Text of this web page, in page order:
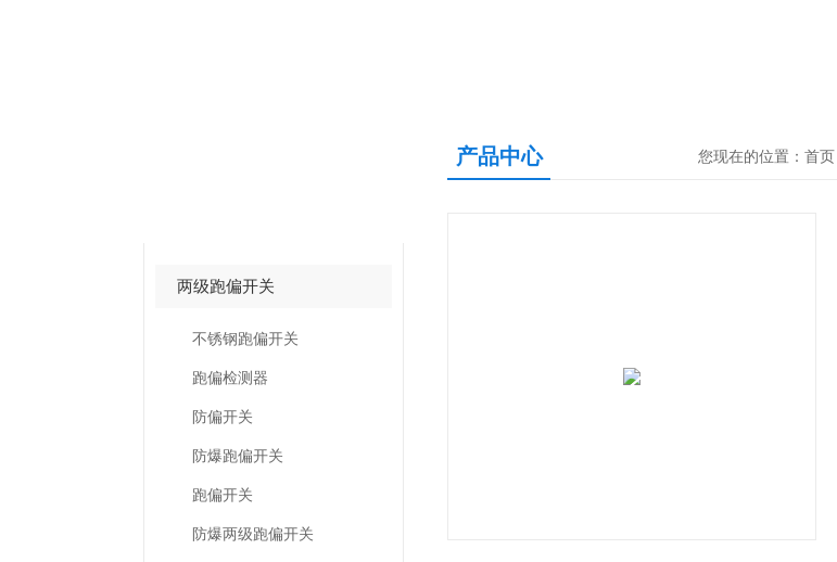
两级跑偏开关
不锈钢跑偏开关
跑偏检测器
防偏开关
防爆跑偏开关
跑偏开关
防爆两级跑偏开关
产品中心 您现在的位置： 首页